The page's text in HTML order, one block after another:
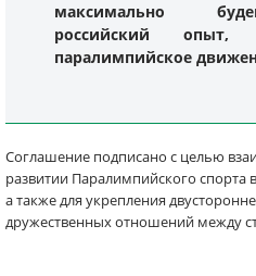
максимально
российский опыт,
паралимпийское
Соглашение подписано с целью
развитии Паралимпийского
а также для укрепления
дружественных отношений между